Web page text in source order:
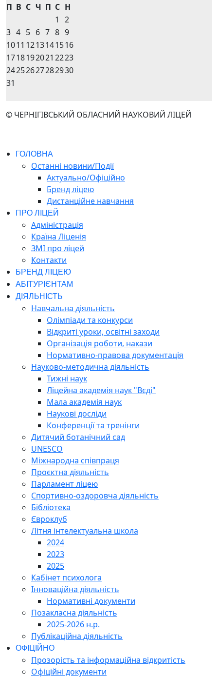
П В С Ч П С Н
1
2
3 4 5 6 7 8 9
1011 1213141516
1718192021 2223
24252627282930
31
© ЧЕРНІГІВСЬКИЙ ОБЛАСНИЙ НАУКОВИЙ ЛІЦЕЙ
ГОЛОВНА
Останні новини/Події
Актуально/Офіційно
Бренд ліцею
Дистанційне навчання
ПРО ЛІЦЕЙ
Адміністрація
Країна Ліценія
ЗМІ про ліцей
Контакти
БРЕНД ЛІЦЕЮ
АБІТУРІЄНТАМ
ДІЯЛЬНІСТЬ
Навчальна діяльність
Олімпіади та конкурси
Відкриті уроки, освітні заходи
Організація роботи, накази
Нормативно-правова документація
Науково-методична діяльність
Тижні наук
Ліцейна академія наук "Вєді"
Мала академія наук
Наукові досліди
Конференції та тренінги
Дитячий ботанічний сад
UNESCO
Міжнародна співпраця
Проєктна діяльність
Парламент ліцею
Спортивно-оздоровча діяльність
Бібліотека
Євроклуб
Літня інтелектуальна школа
2024
2023
2025
Кабінет психолога
Інноваційна діяльність
Нормативні документи
Позакласна діяльність
2025-2026 н.р.
Публікаційна діяльність
ОФІЦІЙНО
Прозорість та інформаційна відкритість
Офіційні документи